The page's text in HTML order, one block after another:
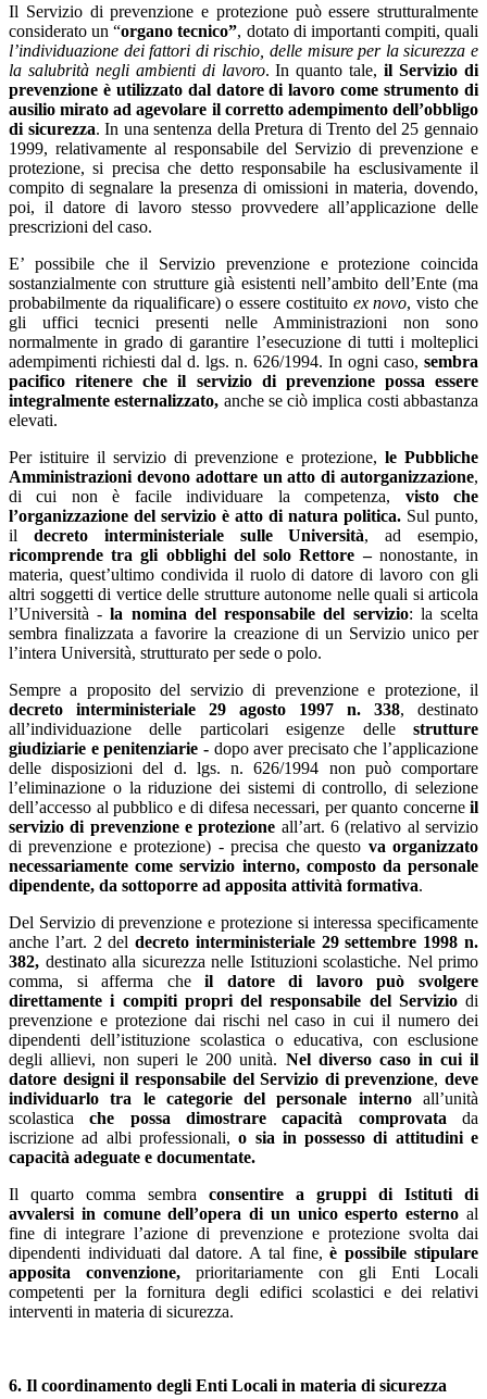
Il Servizio di prevenzione e protezione può essere strutturalmente
considerato un “organo tecnico”, dotato di importanti compiti, quali
l’individuazione dei fattori di rischio, delle misure per la sicurezza e
la salubrità negli ambienti di lavoro. In quanto tale, il Servizio di
prevenzione è utilizzato dal datore di lavoro come strumento di
ausilio mirato ad agevolare il corretto adempimento dell’obbligo
di sicurezza. In una sentenza della Pretura di Trento del 25 gennaio
1999, relativamente al responsabile del Servizio di prevenzione e
protezione, si precisa che detto responsabile ha esclusivamente il
compito di segnalare la presenza di omissioni in materia, dovendo,
poi, il datore di lavoro stesso provvedere all’applicazione delle
prescrizioni del caso.
E’ possibile che il Servizio prevenzione e protezione coincida
sostanzialmente con strutture già esistenti nell’ambito dell’Ente (ma
probabilmente da riqualificare) o essere costituito ex novo, visto che
gli uffici tecnici presenti nelle Amministrazioni non sono
normalmente in grado di garantire l’esecuzione di tutti i molteplici
adempimenti richiesti dal d. lgs. n. 626/1994. In ogni caso, sembra
pacifico ritenere che il servizio di prevenzione possa essere
integralmente esternalizzato, anche se ciò implica costi abbastanza
elevati.
Per istituire il servizio di prevenzione e protezione, le Pubbliche
Amministrazioni devono adottare un atto di autorganizzazione,
di cui non è facile individuare la competenza, visto che
l’organizzazione del servizio è atto di natura politica. Sul punto,
il decreto interministeriale sulle Università, ad esempio,
ricomprende tra gli obblighi del solo Rettore – nonostante, in
materia, quest’ultimo condivida il ruolo di datore di lavoro con gli
altri soggetti di vertice delle strutture autonome nelle quali si articola
l’Università -la nomina del responsabile del servizio: la scelta
sembra finalizzata a favorire la creazione di un Servizio unico per
l’intera Università, strutturato per sede o polo.
Sempre a proposito del servizio di prevenzione e protezione, il
decreto interministeriale 29 agosto 1997 n. 338, destinato
all’individuazione delle particolari esigenze delle strutture
giudiziarie e penitenziarie -dopo aver precisato che l’applicazione
delle disposizioni del d. lgs. n. 626/1994 non può comportare
l’eliminazione o la riduzione dei sistemi di controllo, di selezione
dell’accesso al pubblico e di difesa necessari, per quanto concerne il
servizio di prevenzione e protezione all’art. 6 (relativo al servizio
di prevenzione e protezione) - precisa che questo va organizzato
necessariamente come servizio interno, composto da personale
dipendente, da sottoporre ad apposita attività formativa.
Del Servizio di prevenzione e protezione si interessa specificamente
anche l’art. 2 deldecreto interministeriale 29 settembre 1998 n.
382, destinato alla sicurezza nelle Istituzioni scolastiche. Nel primo
comma, si afferma cheil datore di lavoro può svolgere
direttamente i compiti propri del responsabile del Serviziodi
prevenzione e protezione dai rischi nel caso in cui il numero dei
dipendenti dell’istituzione scolastica o educativa, con esclusione
degli allievi, non superi le 200 unità. Nel diverso caso in cui il
datore designi il responsabile del Servizio di prevenzione, deve
individuarlo tra le
categorie del personale internoall’unità
scolasticache possa dimostrare capacità comprovata da
iscrizione ad albi professionali,o sia in possesso di attitudini e
capacità adeguate e documentate.
Il quarto comma sembra consentire a gruppi di Istituti di
avvalersi in comune dell’opera di un unico esperto esterno al
fine di integrare l’azione di prevenzione e protezione svolta dai
dipendenti individuati dal datore. A tal fine,è possibile stipulare
apposita convenzione, prioritariamente con gli Enti Locali
competenti per la fornitura degli edifici scolastici e dei relativi
interventi in materia di sicurezza.
6. Il coordinamento degli Enti Locali in materia di sicurezza